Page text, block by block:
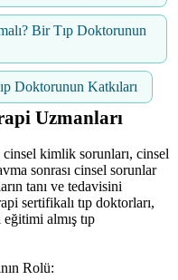
Bir Tıp Doktorunun
Doktorunun Katkıları
Uzmanları
kimlik sorunları, cinsel
sonrası cinsel sorunlar
tanı ve tedavisini
sertifikalı tıp doktorları,
almış tıp
Rolü: